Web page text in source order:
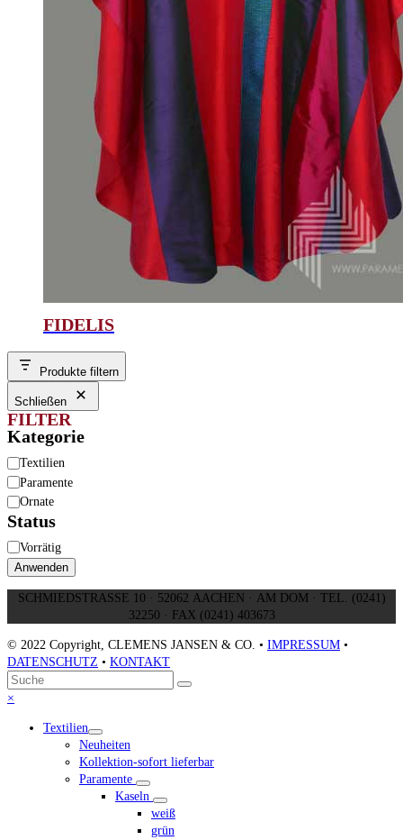
FIDELIS
Produkte filtern
Schließen
FILTER
Kategorie
Kategorie
Textilien
Paramente
Ornate
Status
Status
Vorrätig
Anwenden
SCHMIEDSTRASSE 10 · 52062 AACHEN · AM DOM · TEL. (0241)
32250 · FAX (0241) 403673
© 2022 Copyright, CLEMENS JANSEN & CO. • IMPRESSUM •
DATENSCHUTZ • KONTAKT
An
den
scrollen
Suche
Senden
×
menu
Textilien
Neuheiten
Kollektion-sofort lieferbar
Paramente
Kaseln
weiß
grün